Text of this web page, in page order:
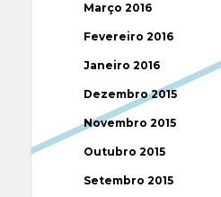
Março 2016
Fevereiro 2016
Janeiro 2016
Dezembro 2015
Novembro 2015
Outubro 2015
Setembro 2015